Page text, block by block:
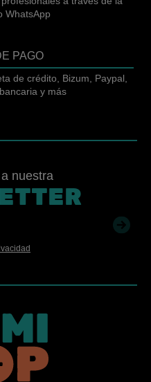
WhatsApp
PAGO
de crédito, Bizum, Paypal,
y más
nuestra